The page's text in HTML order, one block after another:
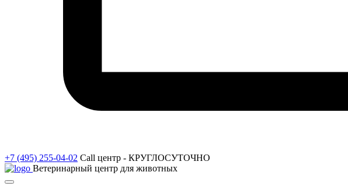
+7 (495) 255-04-02 Call центр - КРУГЛОСУТОЧНО
Ветеринарный центр для животных